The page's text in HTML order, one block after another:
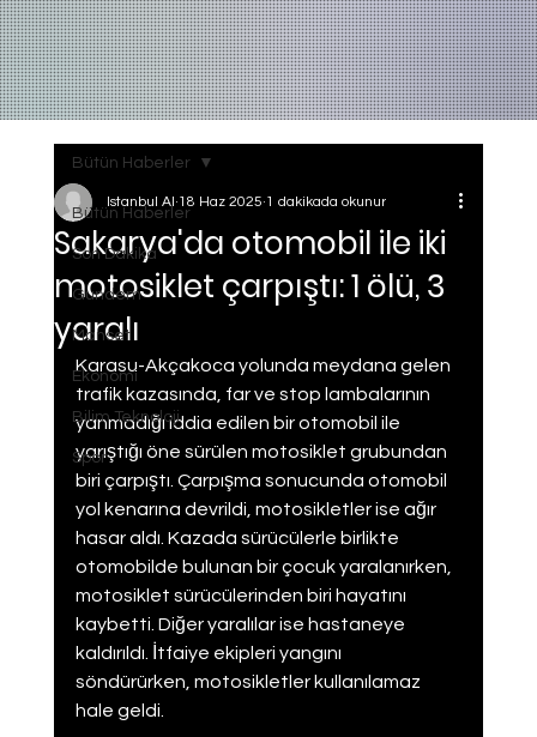
Bütün Haberler
Son Dakika
Gundem
Manset
Ekonomi
Bilim Teknoloji
Spor
Bütün Haberler
Sakarya'da otomobil ile iki
motosiklet çarpıştı: 1 ölü, 3
yaralı
Istanbul AI 18 Haz 2025 1 dakikada okunur
Karasu-Akçakoca yolunda meydana gelen
trafik kazasında, far ve stop lambalarının
yanmadığı iddia edilen bir otomobil ile
yarıştığı öne sürülen motosiklet grubundan
biri çarpıştı. Çarpışma sonucunda otomobil
yol kenarına devrildi, motosikletler ise ağır
hasar aldı. Kazada sürücülerle birlikte
otomobilde bulunan bir çocuk yaralanırken,
motosiklet sürücülerinden biri hayatını
kaybetti. Diğer yaralılar ise hastaneye
kaldırıldı. İtfaiye ekipleri yangını
söndürürken, motosikletler kullanılamaz
hale geldi.